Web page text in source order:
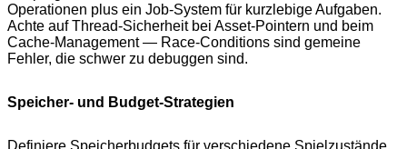
Operationen plus ein Job-System für kurzlebige Aufgaben.
Achte auf Thread-Sicherheit bei Asset-Pointern und beim
Cache-Management — Race-Conditions sind gemeine
Fehler, die schwer zu debuggen sind.
Speicher- und Budget-Strategien